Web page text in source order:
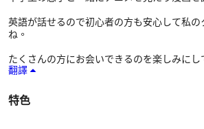
英語が話せるので初心者の方も安心して私
ね。
たくさんの方にお会いできるのを楽しみにし
翻譯
特色